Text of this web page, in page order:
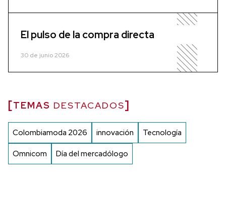
El pulso de la compra directa
30 de junio 2026
TEMAS DESTACADOS
Colombiamoda 2026 innovación Tecnología
Omnicom Día del mercadólogo